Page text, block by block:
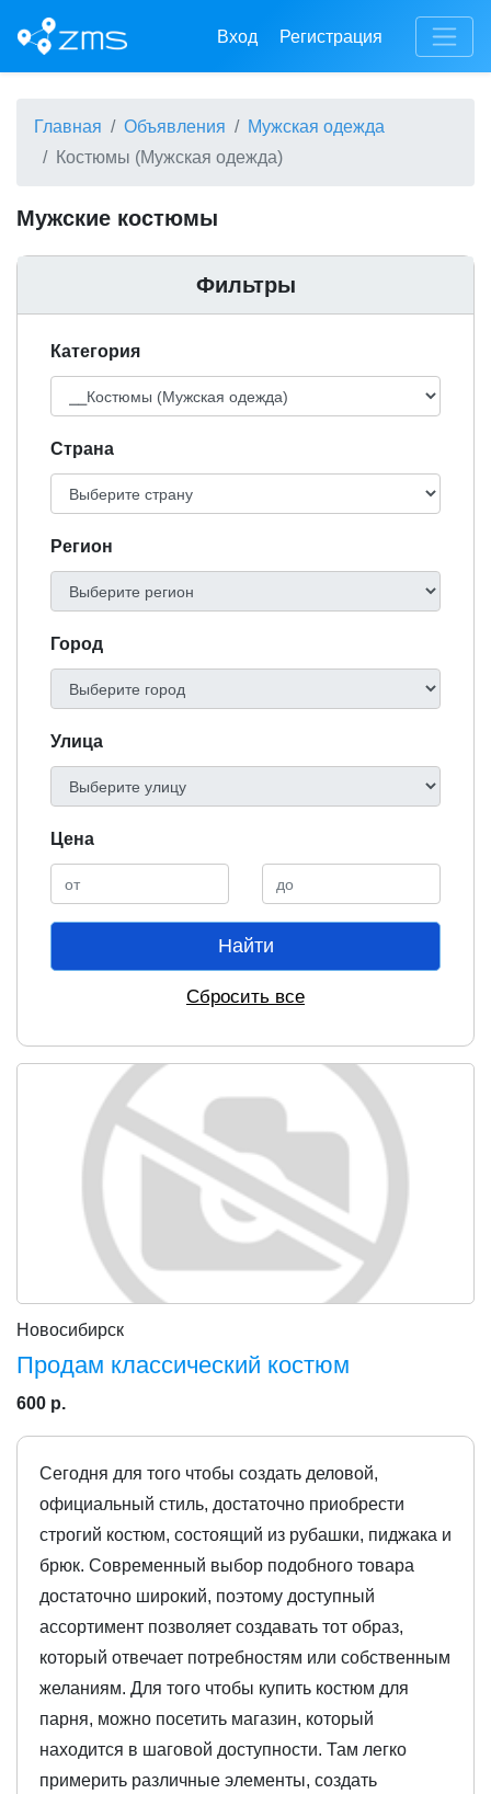
Вход Регистрация
Главная Объявления
Мужская одежда
Костюмы (Мужская одежда)
Мужские костюмы
Фильтры
Категория
Cтрана
Регион
Город
Улица
Цена
Найти
Сбросить все
Новосибирск
Продам классический костюм
600 р.
Сегодня для того чтобы создать деловой,
официальный стиль, достаточно приобрести
строгий костюм, состоящий из рубашки, пиджака и
брюк. Современный выбор подобного товара
достаточно широкий, поэтому доступный
ассортимент позволяет создавать тот образ,
который отвечает потребностям или собственным
желаниям. Для того чтобы купить костюм для
парня, можно посетить магазин, который
находится в шаговой доступности. Там легко
примерить различные элементы, создать